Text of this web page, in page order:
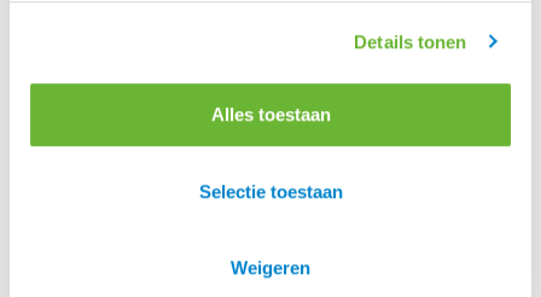
Details tonen
Alles toestaan
Selectie toestaan
Weigeren
zadels, maar inmiddels heeft Eques meer dan 300
unieke artikelen in het assortiment.
Eques heeft prachtige kwaliteit zadels, een mooie